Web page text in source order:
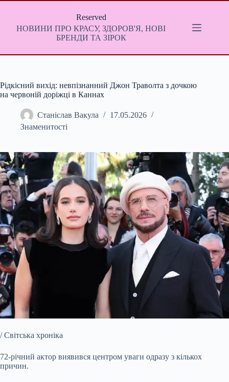
Перейти
Reserved
НОВИНИ ПРО КРАСУ, ЗДОРОВ'Я, НОВІ
БРЕНДИ ТА ЗІРОК
Рідкісний вихід: невпізнанний Джон Траволта з дочкою
на червоній доріжці в Каннах
Станіслав Вакула
17.05.2026
Знаменитості
/ Світська хроніка
72-річний актор виявився центром уваги одразу з кількох
причин.